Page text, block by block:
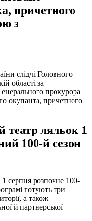
причетного
з
слідчі Головного
області за
прокурора
окупанта, причетного
театр ляльок 1
100-й сезон
1 серпня розпочне 100-
готують три
а також
й партнерської